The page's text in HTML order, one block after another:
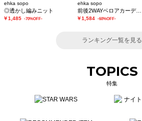
ehka sopo
◎透かし編みニット
￥1,485 -70%OFF-
ehka sopo
￥1,584 -60%OFF-
ランキング一覧を見る
TOPICS
特集